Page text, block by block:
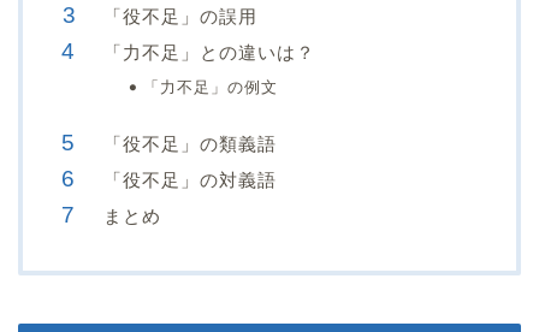
「役不足」の誤用
「力不足」との違いは？
「力不足」の例文
「役不足」の類義語
「役不足」の対義語
まとめ